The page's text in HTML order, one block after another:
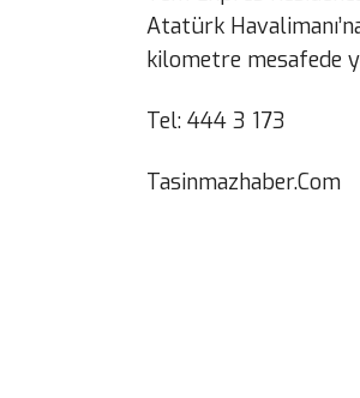
Atatürk
kilometre mesafede
Tel: 444 3 173
Tasinmazhaber.Com